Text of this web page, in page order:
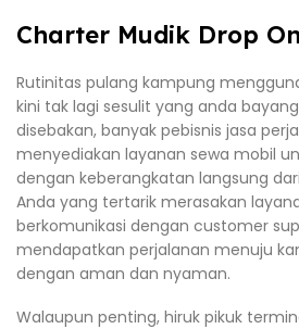
Charter Mudik Drop
Rutinitas pulang kampung
kini tak lagi sesulit yang anda
disebakan, banyak pebisnis jasa
menyediakan layanan sewa mobil
dengan keberangkatan langsung
Anda yang tertarik merasakan
berkomunikasi dengan customer
mendapatkan perjalanan menuju
dengan aman dan nyaman.
Walaupun penting, hiruk pikuk